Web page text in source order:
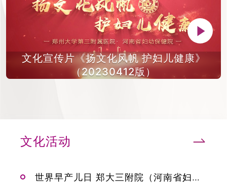
文化宣传片《扬文化风帆 护妇儿健康》
（20230412版）
文化活动
世界早产儿日 郑大三附院（河南省妇幼保健院）举办“有爱有未来，我们在一起”公益活动